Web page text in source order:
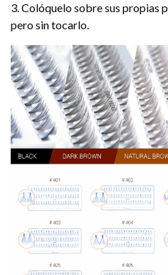
3. Colóquelo sobre sus propias
pero sin tocarlo.